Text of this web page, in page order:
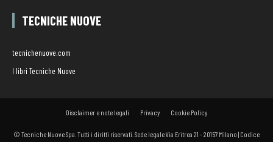
TECNICHE NUOVE
tecnichenuove.com
I libri Tecniche Nuove
Disclaimer e note legali Privacy Cookie Policy
© Tecniche Nuove Spa. Tutti i diritti riservati. Sede legale Via Eritrea 21 - 20157 Milano | Codice